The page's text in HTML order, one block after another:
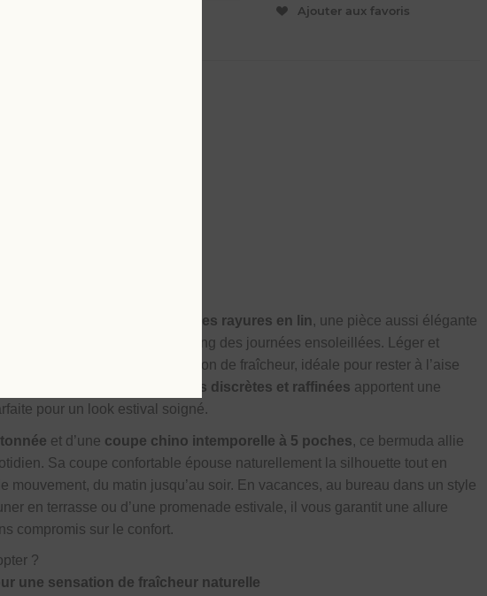
Ajouter aux favoris
notre bermuda chino à fines rayures en lin, une pièce aussi élégante
vous accompagner tout au long des journées ensoleillées. Léger et
procure une agréable sensation de fraîcheur, idéale pour rester à l’aise
fines rayures discrètes et raffinées apportent une
pour un look estival soigné.
et d’une coupe chino intemporelle à 5 poches, ce bermuda allie
Sa coupe confortable épouse naturellement la silhouette tout en
mouvement, du matin jusqu’au soir. En vacances, au bureau dans un style
en terrasse ou d’une promenade estivale, il vous garantit une allure
compromis sur le confort.
?
une sensation de fraîcheur naturelle